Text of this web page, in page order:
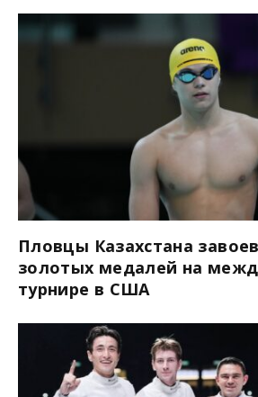
Пловцы Казахстана
золотых медалей на
турнире в США